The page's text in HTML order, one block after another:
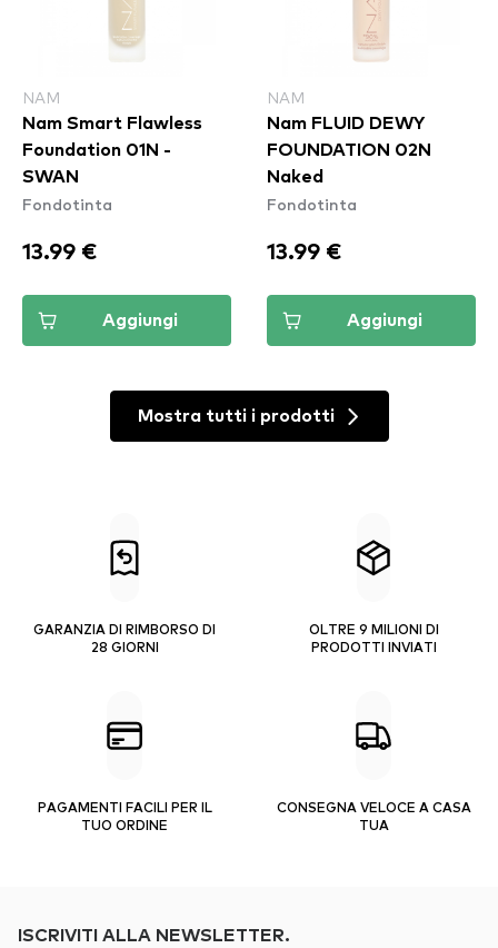
NAM
Nam Smart Flawless
Foundation 01N -
SWAN
Fondotinta
13.99 €
Aggiungi
NAM
Nam FLUID DEWY
FOUNDATION 02N
Naked
Fondotinta
13.99 €
Aggiungi
Mostra tutti i prodotti
GARANZIA DI RIMBORSO DI
28 GIORNI
OLTRE 9 MILIONI DI
PRODOTTI INVIATI
PAGAMENTI FACILI PER IL
TUO ORDINE
CONSEGNA VELOCE A CASA
TUA
ISCRIVITI ALLA NEWSLETTER.